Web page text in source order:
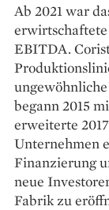
Ab 2021 war
erwirtschaftete
EBITDA.
begann 2015
erweiterte
Unternehmen
Finanzierung
neue
Fabrik zu